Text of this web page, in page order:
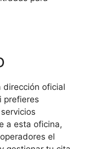
dirección oficial
prefieres
a esta oficina,
el